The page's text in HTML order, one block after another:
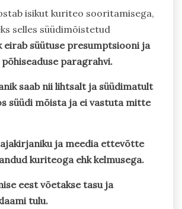
isikut kuriteo sooritamisega,
selles süüdimõistetud
süütuse presumptsiooni ja
paragrahvi.
saab nii lihtsalt ja süüdimatult
süüdi mõista ja ei vastuta mitte
ja meedia ettevõtte
kuriteoga ehk kelmusega.
eest võetakse tasu ja
tulu.